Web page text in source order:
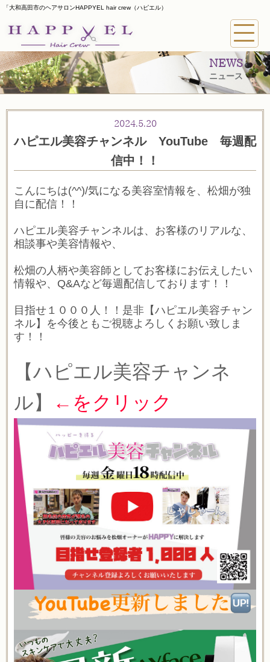
「大和高田市のヘアサロンHAPPYEL hair crew（ハピエル）
NEWS
ニュース
2024.5.20
ハピエル美容チャンネル YouTube 毎週配
信中！！
こんにちは(^^)/気になる美容室情報を、松畑が独
自に配信！！
ハピエル美容チャンネルは、お客様のリアルな、
相談事や美容情報や、
松畑の人柄や美容師としてお客様にお伝えしたい
情報や、Q&Aなど毎週配信しております！！
目指せ１０００人！！是非【ハピエル美容チャン
ネル】を今後ともご視聴よろしくお願い致しま
す！！
【ハピエル美容チャンネ
ル】
←をクリック